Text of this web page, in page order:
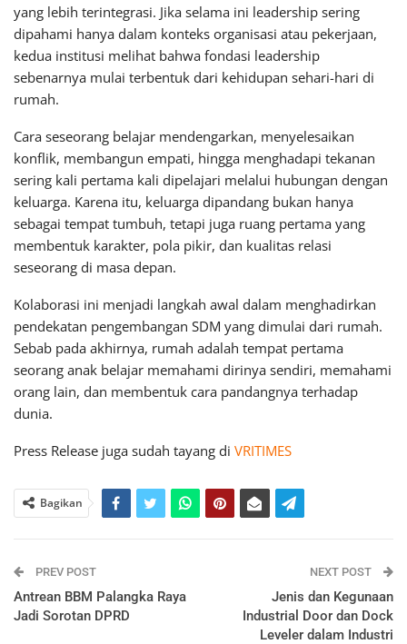
yang lebih terintegrasi. Jika selama ini leadership sering
dipahami hanya dalam konteks organisasi atau pekerjaan,
kedua institusi melihat bahwa fondasi leadership
sebenarnya mulai terbentuk dari kehidupan sehari-hari di
rumah.
Cara seseorang belajar mendengarkan, menyelesaikan
konflik, membangun empati, hingga menghadapi tekanan
sering kali pertama kali dipelajari melalui hubungan dengan
keluarga. Karena itu, keluarga dipandang bukan hanya
sebagai tempat tumbuh, tetapi juga ruang pertama yang
membentuk karakter, pola pikir, dan kualitas relasi
seseorang di masa depan.
Kolaborasi ini menjadi langkah awal dalam menghadirkan
pendekatan pengembangan SDM yang dimulai dari rumah.
Sebab pada akhirnya, rumah adalah tempat pertama
seorang anak belajar memahami dirinya sendiri, memahami
orang lain, dan membentuk cara pandangnya terhadap
dunia.
Press Release juga sudah tayang di VRITIMES
Bagikan
PREV POST
Antrean BBM Palangka Raya
Jadi Sorotan DPRD
NEXT POST
Jenis dan Kegunaan
Industrial Door dan Dock
Leveler dalam Industri